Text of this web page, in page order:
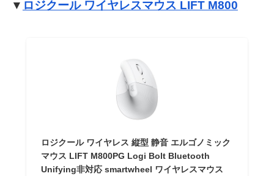
▼ ロジクール ワイヤレスマウス LIFT M800
ロジクール ワイヤレス 縦型 静音 エルゴノミック
マウス LIFT M800PG Logi Bolt Bluetooth
Unifying非対応 smartwheel ワイヤレスマウス